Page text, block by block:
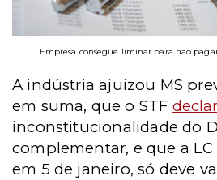
Empresa consegue liminar para não
A indústria ajuizou MS
em suma, que o STF
inconstitucionalidade do
complementar, e que a LC
em 5 de janeiro, só deve